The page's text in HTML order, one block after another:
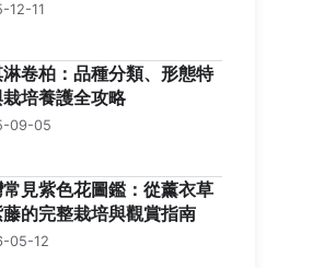
12-11
卷柏：品種分類、形態特
培養護全攻略
09-05
常見紫色花圖鑑：從薰衣草
的完整栽培與觀賞指南
05-12